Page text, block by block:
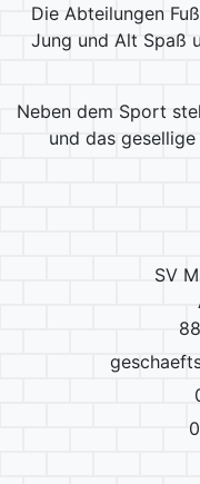
Die Abteilungen
Jung und Alt Spaß
Neben dem Sport
und das
SV